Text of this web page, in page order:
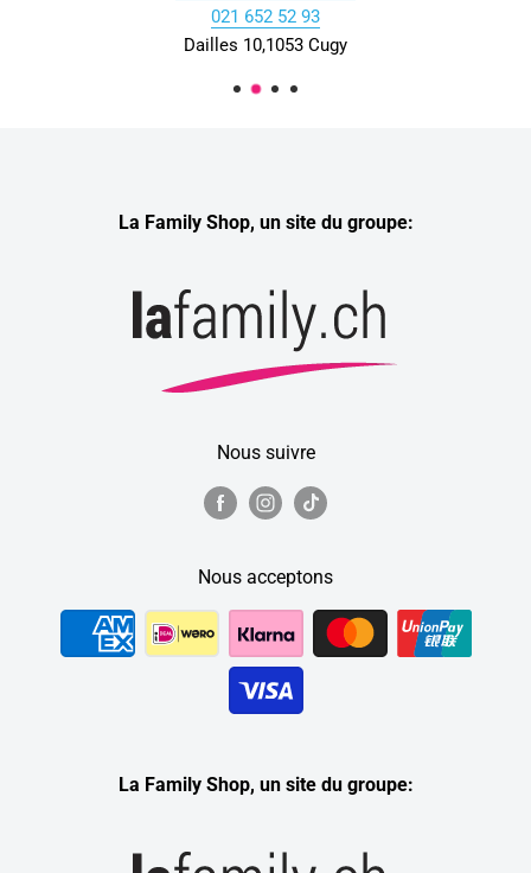
021 652 52 93
Dailles 10,1053 Cugy
La Family Shop, un site du groupe:
Nous suivre
Nous acceptons
La Family Shop, un site du groupe: